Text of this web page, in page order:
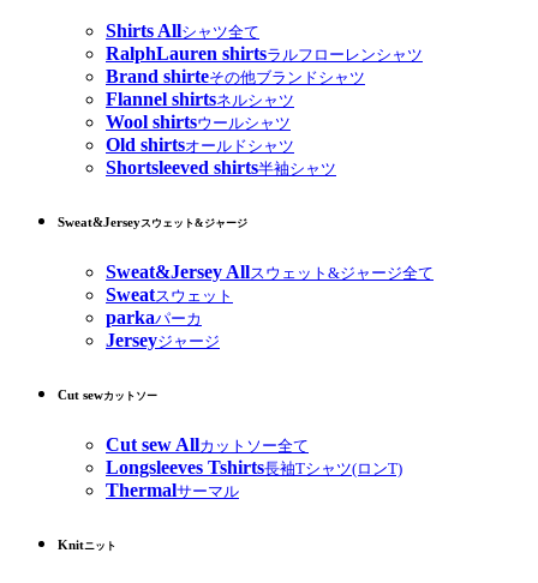
Shirts Allシャツ全て
RalphLauren shirtsラルフローレンシャツ
Brand shirteその他ブランドシャツ
Flannel shirtsネルシャツ
Wool shirtsウールシャツ
Old shirtsオールドシャツ
Shortsleeved shirts半袖シャツ
Sweat&Jerseyスウェット&ジャージ
Sweat&Jersey Allスウェット&ジャージ全て
Sweatスウェット
parkaパーカ
Jerseyジャージ
Cut sewカットソー
Cut sew Allカットソー全て
Longsleeves Tshirts長袖Tシャツ(ロンT)
Thermalサーマル
Knitニット